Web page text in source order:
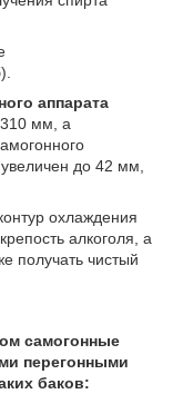
аппарата
мм, а
до 42 мм,
охлаждения
алкоголя, а
получать чистый
самогонные
перегонными
баков: